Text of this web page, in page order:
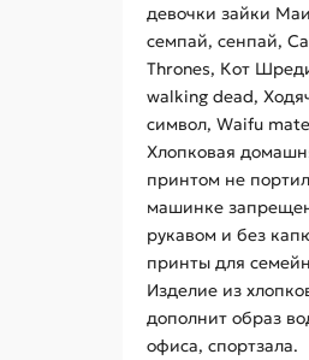
девочки зайки
семпай, сенпай,
Thrones, Кот
walking dead,
символ, Waifu
Хлопковая
принтом не
машинке
рукавом и без
принты для
Изделие из
дополнит образ
офиса, спортзала.